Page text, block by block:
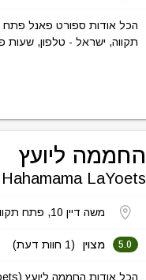
תקווה, ישראל - טלפון, שעות
החממה ליועץ
Hahamama LaYoets
משה דיין 10, פתח תקווה, ישראל
5.0 מצוין (1 חוות דעת)